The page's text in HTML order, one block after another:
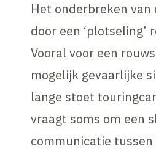
Het onderbreken
door een
Vooral voor een
mogelijk gevaarlijke
lange stoet
vraagt soms om een
communicatie